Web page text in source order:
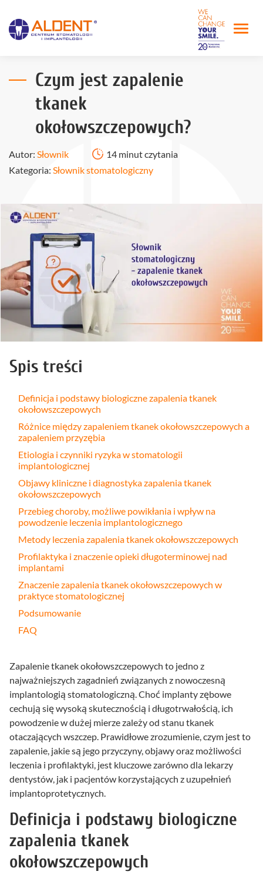
Czym jest zapalenie
tkanek
okołowszczepowych?
Autor: Słownik
14 minut czytania
Kategoria: Słownik stomatologiczny
Spis treści
Definicja i podstawy biologiczne zapalenia tkanek
okołowszczepowych
Różnice między zapaleniem tkanek okołowszczepowych a
zapaleniem przyzębia
Etiologia i czynniki ryzyka w stomatologii
implantologicznej
Objawy kliniczne i diagnostyka zapalenia tkanek
okołowszczepowych
Przebieg choroby, możliwe powikłania i wpływ na
powodzenie leczenia implantologicznego
Metody leczenia zapalenia tkanek okołowszczepowych
Profilaktyka i znaczenie opieki długoterminowej nad
implantami
Znaczenie zapalenia tkanek okołowszczepowych w
praktyce stomatologicznej
Podsumowanie
FAQ
Zapalenie tkanek okołowszczepowych to jedno z
najważniejszych zagadnień związanych z nowoczesną
implantologią stomatologiczną. Choć implanty zębowe
cechują się wysoką skutecznością i długotrwałością, ich
powodzenie w dużej mierze zależy od stanu tkanek
otaczających wszczep. Prawidłowe zrozumienie, czym jest to
zapalenie, jakie są jego przyczyny, objawy oraz możliwości
leczenia i profilaktyki, jest kluczowe zarówno dla lekarzy
dentystów, jak i pacjentów korzystających z uzupełnień
implantoprotetycznych.
Definicja i podstawy biologiczne
zapalenia tkanek
okołowszczepowych